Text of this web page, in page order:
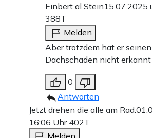
Einbert al Stein15.07.2025
388T
Melden
Aber trotzdem hat er
Dachschaden nicht erkannt
0
Antworten
Jetzt drehen die alle am Rad.
16:06 Uhr 402T
Melden